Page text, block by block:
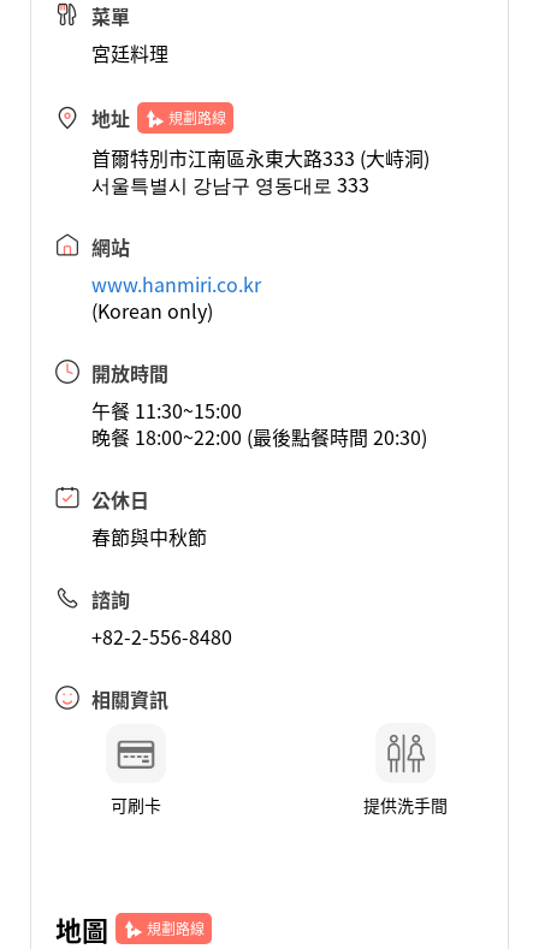
菜單
宮廷料理
地址 規劃路線
首爾特別市江南區永東大路333 (大峙洞)
서울특별시 강남구 영동대로 333
網站
www.hanmiri.co.kr
(Korean only)
開放時間
午餐 11:30~15:00
晚餐 18:00~22:00 (最後點餐時間 20:30)
公休日
春節與中秋節
諮詢
+82-2-556-8480
相關資訊
可刷卡 提供洗手間
地圖 規劃路線